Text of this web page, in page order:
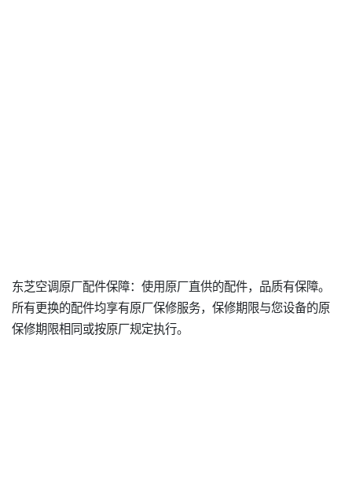
东芝空调原厂配件保障：使用原厂直供的配件，品质有保障。
所有更换的配件均享有原厂保修服务，保修期限与您设备的原
保修期限相同或按原厂规定执行。